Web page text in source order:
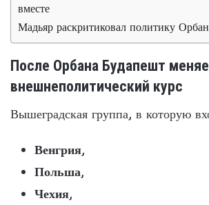
вместе
Мадьяр раскритиковал политику
После Орбана Будапешт
внешнеполитический курс
Вышеградская группа, в которую
Венгрия,
Польша,
Чехия,